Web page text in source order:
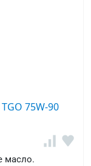
75W-90
масло.